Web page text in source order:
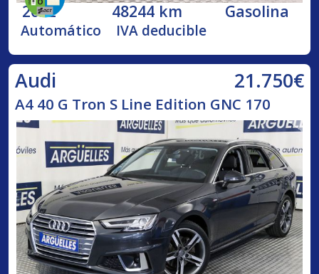
2022 48244 km Gasolina
Automático IVA deducible
Audi 21.750€
A4 40 G Tron S Line Edition GNC 170